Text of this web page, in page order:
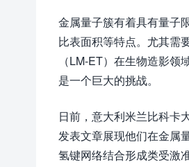
金属量子簇有着具有量子
比表面积等特点。尤其需
（LM-ET）在生物造影
是一个巨大的挑战。
日前，意大利米兰比科卡
发表文章展现他们在金属
氢键网络结合形成类受激